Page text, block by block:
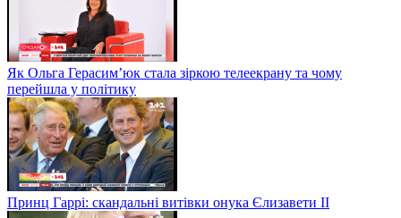
Як Ольга Герасим’юк стала зіркою телеекрану та чому
перейшла у політику
Принц Гаррі: скандальні витівки онука Єлизавети II